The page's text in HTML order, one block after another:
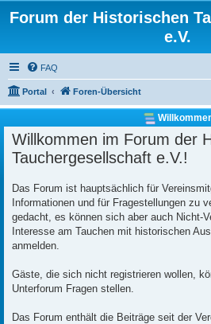
Forum der Historischen
e.V.
FAQ
Portal Foren-Übersicht
Willkommen im Forum der
Tauchergesellschaft e.V.!
Das Forum ist hauptsächlich für
Informationen und für Fragestellungen zu
gedacht, es können sich aber auch Nicht-
Interesse am Tauchen mit historischen
anmelden.
Gäste, die sich nicht registrieren wollen,
Unterforum Fragen stellen.
Das Forum enthält die Beiträge seit der